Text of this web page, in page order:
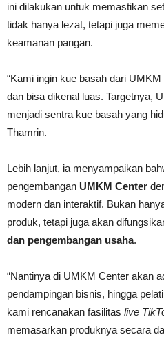
ini dilakukan untuk memastikan
tidak hanya lezat, tetapi juga
keamanan pangan.
“Kami ingin kue basah dari
dan bisa dikenal luas. Targetnya,
menjadi sentra kue basah yang
Thamrin.
Lebih lanjut, ia menyampaikan
pengembangan UMKM Center
modern dan interaktif. Bukan
produk, tetapi juga akan
dan pengembangan usaha.
“Nantinya di UMKM Center akan
pendampingan bisnis, hingga
kami rencanakan fasilitas live
memasarkan produknya secara